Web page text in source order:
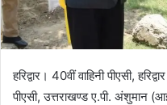
हरिद्वार। 40वीं वाहिनी पीएसी,
पीएसी, उत्तराखण्ड ए.पी. अंशुमान